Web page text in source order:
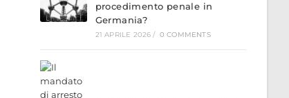
procedimento penale in
Germania?
21 APRILE 2026 / 0 COMMENTS